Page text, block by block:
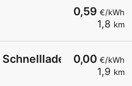
0,59 €/kWh
1,8 km
0,00 €/kWh
1,9 km
EZE